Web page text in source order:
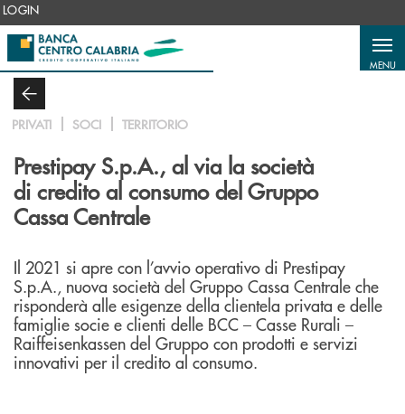
Salta al contenuto principale
LOGIN
MENU
PRIVATI SOCI TERRITORIO
Prestipay S.p.A., al via la società
di credito al consumo del Gruppo
Cassa Centrale
Il 2021 si apre con l’avvio operativo di Prestipay
S.p.A., nuova società del Gruppo Cassa Centrale che
risponderà alle esigenze della clientela privata e delle
famiglie socie e clienti delle BCC – Casse Rurali –
Raiffeisenkassen del Gruppo con prodotti e servizi
innovativi per il credito al consumo.